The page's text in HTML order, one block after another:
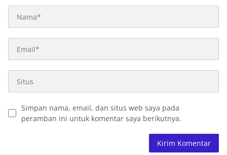
Simpan nama, email, dan situs web saya pada
peramban ini untuk komentar saya berikutnya.